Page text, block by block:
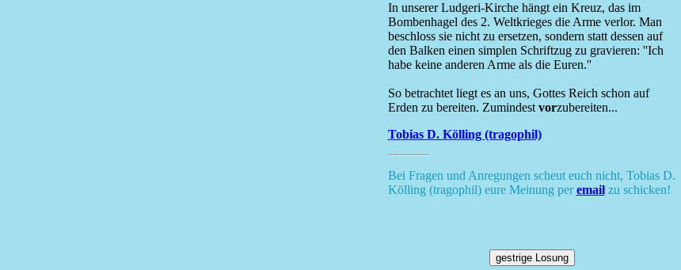
In unserer Ludgeri-Kirche hängt ein Kreuz, das im
Bombenhagel des 2. Weltkrieges die Arme verlor. Man
beschloss sie nicht zu ersetzen, sondern statt dessen auf
den Balken einen simplen Schriftzug zu gravieren: ''Ich
habe keine anderen Arme als die Euren.''
So betrachtet liegt es an uns, Gottes Reich schon auf
Erden zu bereiten. Zumindest vorzubereiten...
Tobias D. Kölling (tragophil)
Bei Fragen und Anregungen scheut euch nicht, Tobias D.
Kölling (tragophil) eure Meinung peremailzu schicken!
gestrige Losung